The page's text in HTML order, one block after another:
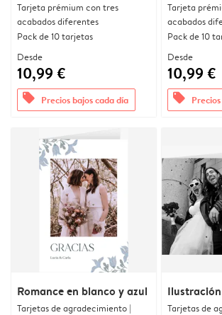
Tarjeta prémium con tres
acabados diferentes
Pack de 10 tarjetas
Desde
10,99 €
offers Precios bajos cada día
Tarjeta
acabados
Pack de 10
Desde
10,99 €
offers
Romance en blanco y azul
Tarjetas de agradecimiento |
Tarjetas de